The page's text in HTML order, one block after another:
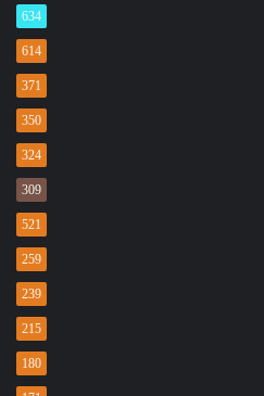
634
614
371
350
324
309
521
259
239
215
180